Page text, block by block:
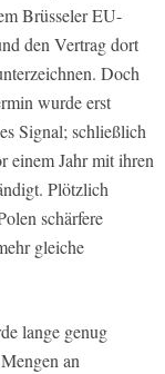
Brüsseler EU-
den Vertrag dort
Doch
wurde erst
Signal; schließlich
einem Jahr mit ihren
Plötzlich
schärfere
gleiche
lange genug
an